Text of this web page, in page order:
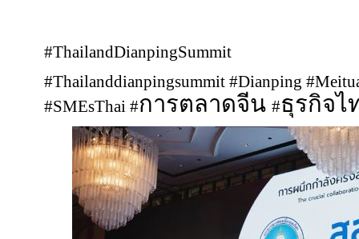
#ThailandDianpingSummit
#Thailanddianpingsummit #Dianping
#SMEsThai #การตลาดจีน #ธุรกิจไ